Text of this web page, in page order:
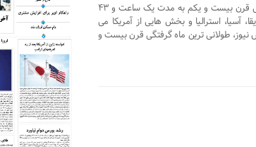
۵ مرداد امسال طولانی ترین ماه گرفتگی قرن بیست و یکم به مدت یک ساعت و ۴۳
آسیا، استرالیا و بخش هایی از آمریکا می
نیوز، طولانی ترین ماه گرفتگی قرن بیست و